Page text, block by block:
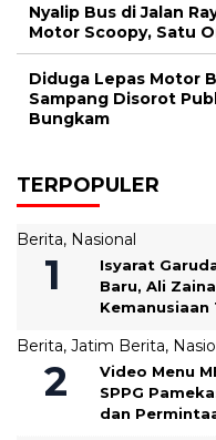
Nyalip Bus di Jalan
Motor Scoopy, Satu
Diduga Lepas Motor
Sampang Disorot
Bungkam
TERPOPULER
Berita, Nasional
‎Isyarat
Baru, Ali
Kemanusiaan
Berita, Jatim Berita,
‎Video Menu
SPPG
dan